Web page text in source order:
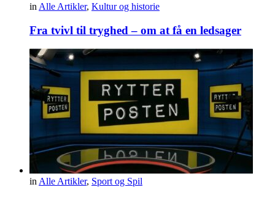
in Alle Artikler, Kultur og historie
Fra tvivl til tryghed – om at få en ledsager
inAlle Artikler, Sport og Spil